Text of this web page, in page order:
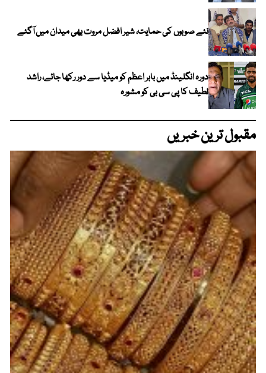
نئے صوبوں کی حمایت، شیر افضل مروت بھی میدان میں آگئے
دورہ انگلینڈ میں بابر اعظم کو میڈیا سے دور رکھا جائے، راشد
لطیف کا پی سی بی کو مشورہ
مقبول ترین خبریں